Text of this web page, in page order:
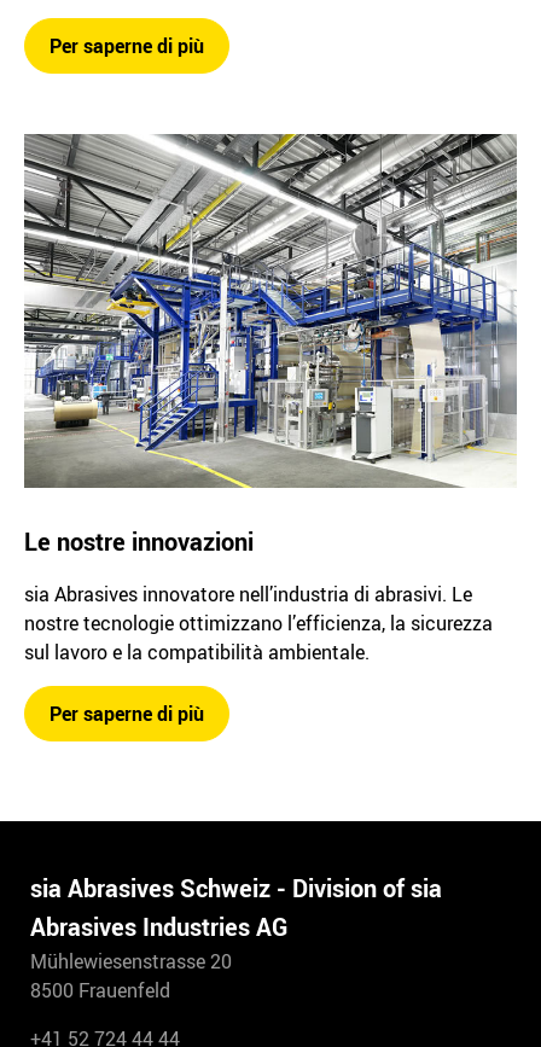
Per saperne di più
Le nostre innovazioni
sia Abrasives innovatore nell’industria di abrasivi. Le
nostre tecnologie ottimizzano l’efficienza, la sicurezza
sul lavoro e la compatibilità ambientale.
Per saperne di più
sia Abrasives Schweiz - Division of sia
Abrasives Industries AG
Mühlewiesenstrasse 20
8500 Frauenfeld
+41 52 724 44 44